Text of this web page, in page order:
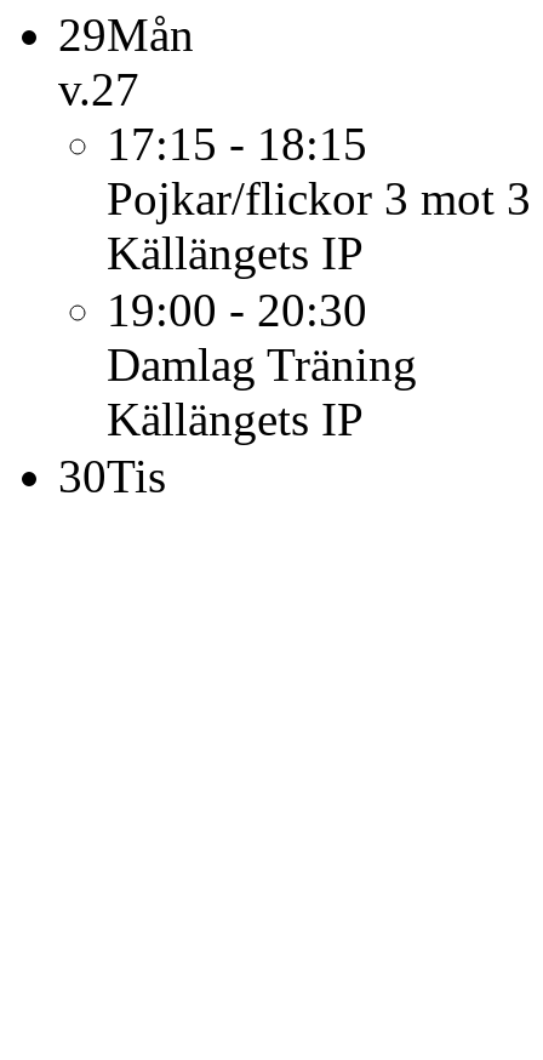
29Mån
v.27
17:15 - 18:15
Pojkar/flickor 3 mot 3
Källängets IP
19:00 - 20:30
Damlag Träning
Källängets IP
30Tis